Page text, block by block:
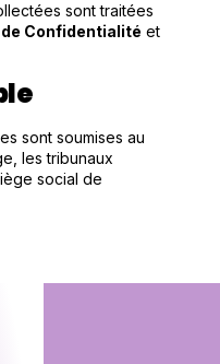
sont traitées
Confidentialité et
sont soumises au
les tribunaux
social de